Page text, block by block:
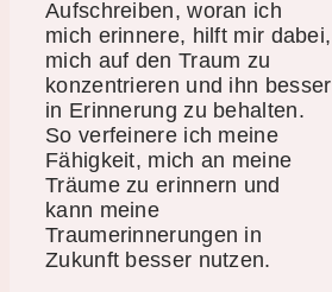
Aufschreiben, woran ich
mich erinnere, hilft mir dabei,
mich auf den Traum zu
konzentrieren und ihn besser
in Erinnerung zu behalten.
So verfeinere ich meine
Fähigkeit, mich an meine
Träume zu erinnern und
kann meine
Traumerinnerungen in
Zukunft besser nutzen.